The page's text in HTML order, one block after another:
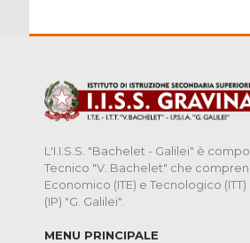
L'I.I.S.S. "Bachelet - Galilei" è
Tecnico "V. Bachelet" che
Economico (ITE) e Tecnologico
(IP) "G. Galilei".
MENU PRINCIPALE